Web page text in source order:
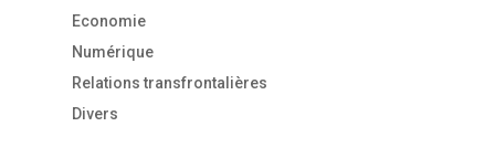
Economie
Numérique
Relations transfrontalières
Divers